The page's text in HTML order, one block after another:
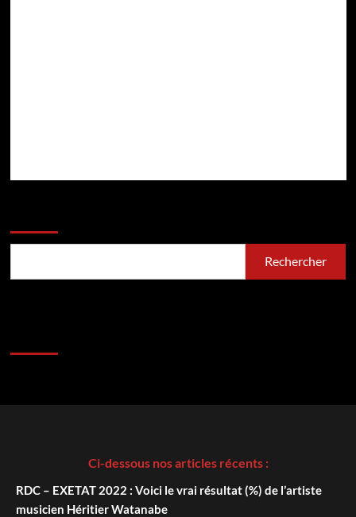
Rechercher
Ci-dessous nos articles récents :
RDC – EXETAT 2022 : Voici le vrai résultat (%) de l’artiste
musicien Héritier Watanabe